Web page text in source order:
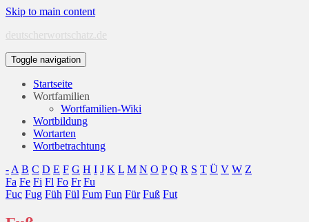
Skip to main content
deutscherwortschatz.de
Toggle navigation
Startseite
Wortfamilien
Wortfamilien-Wiki
Wortbildung
Wortarten
Wortbetrachtung
- A B C D E F G H I J K L M N O P Q R S T Ü V W Z
Fa Fe Fi Fl Fo Fr Fu
Fuc Fug Füh Fül Fum Fun Für Fuß Fut